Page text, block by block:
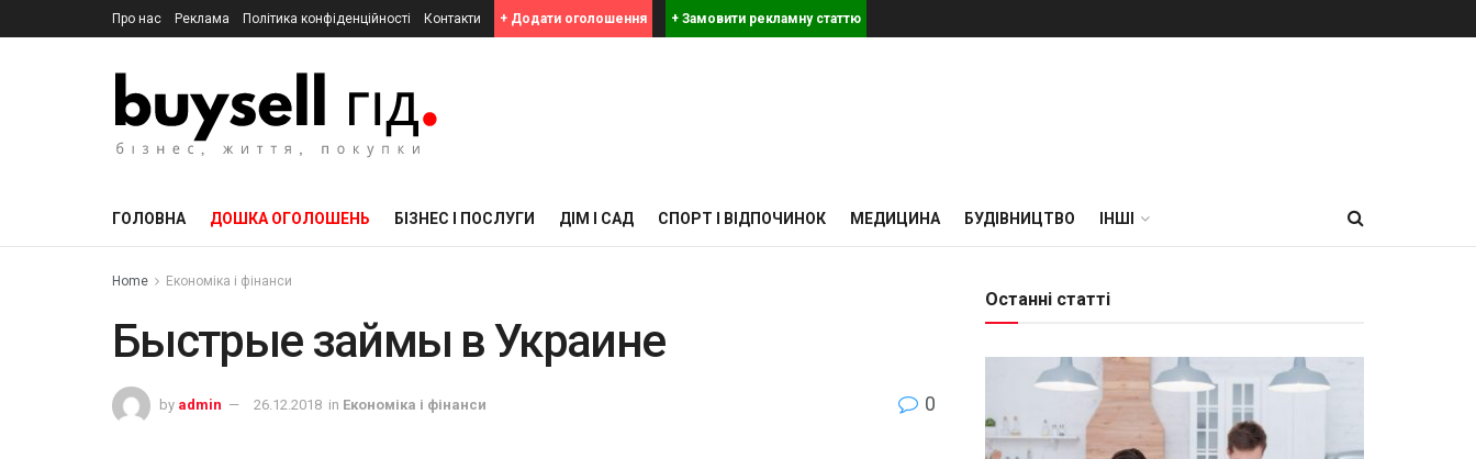
Про нас Реклама Політика конфіденційності Контакти + Додати оголошення + Замовити рекламну статтю
ГОЛОВНА ДОШКА ОГОЛОШЕНЬ БІЗНЕС І ПОСЛУГИ ДІМ І САД СПОРТ І ВІДПОЧИНОК МЕДИЦИНА БУДІВНИЦТВО ІНШІ
Home Економіка і фінанси
Быстрые займы в Украине
by admin 26.12.2018 in Економіка і фінанси 0
Останні статті